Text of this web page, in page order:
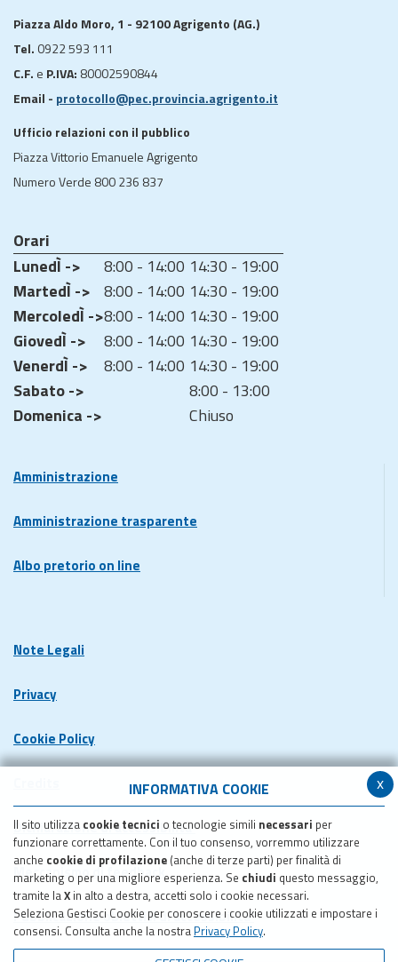
x
INFORMATIVA COOKIE
Il sito utilizza cookie tecnici o tecnologie simili necessari per
funzionare correttamente. Con il tuo consenso, vorremmo utilizzare
anche cookie di profilazione (anche di terze parti) per finalità di
marketing o per una migliore esperienza. Se chiudi questo messaggio,
tramite laX in alto a destra, accetti solo i cookie necessari.
Seleziona Gestisci Cookie per conoscere i cookie utilizzati e impostare i
consensi. Consulta anche la nostra Privacy Policy.
Piazza Aldo Moro, 1 - 92100 Agrigento (AG.)
Tel. 0922 593 111
C.F. e P.IVA: 80002590844
Email - protocollo@pec.provincia.agrigento.it
Ufficio relazioni con il pubblico
Piazza Vittorio Emanuele Agrigento
Numero Verde 800 236 837
Orari
LunedÌ ->
8:00 - 14:00 14:30 - 19:00
MartedÌ -> 8:00 - 14:00 14:30 - 19:00
MercoledÌ ->8:00 - 14:00 14:30 - 19:00
GiovedÌ ->
8:00 - 14:00 14:30 - 19:00
VenerdÌ ->
8:00 - 14:00 14:30 - 19:00
Sabato ->
8:00 - 13:00
Domenica ->
Chiuso
Amministrazione
Amministrazione trasparente
Albo pretorio on line
Note Legali
Privacy
Cookie Policy
Dichiarazione di accessibilita'
Meccanismo di feedback
Pubblicazione obiettivi di accessibilita'